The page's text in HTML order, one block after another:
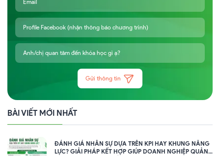
Gửi thông tin
BÀI VIẾT MỚI NHẤT
ĐÁNH GIÁ NHÂN SỰ DỰA TRÊN KPI HAY KHUNG NĂNG
LỰC? GIẢI PHÁP KẾT HỢP GIÚP DOANH NGHIỆP QUẢN